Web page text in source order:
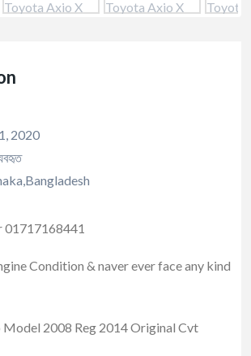
2020
01717168441
Condition & naver ever face any kind
Model 2008 Reg 2014 Original Cvt